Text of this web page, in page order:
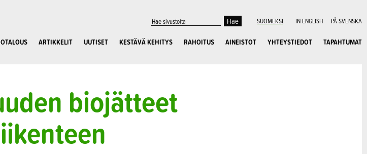
SUOMEKSI IN ENGLISH PÅ SVENSKA
ARTIKKELIT UUTISET KESTÄVÄ KEHITYS RAHOITUS AINEISTOT YHTEYSTIEDOT TAPAHTUMAT
biojätteet